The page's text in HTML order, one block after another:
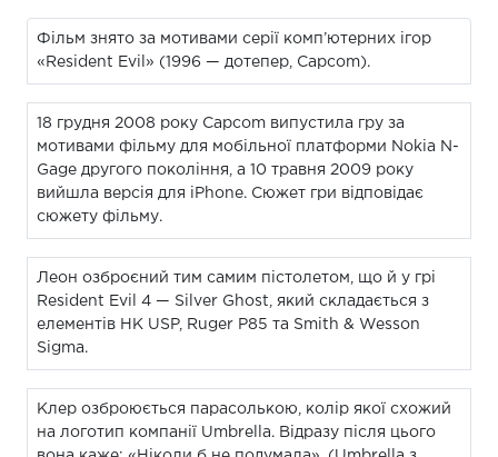
Фільм знято за мотивами серії комп’ютерних ігор
«Resident Evil» (1996 — дотепер, Capcom).
18 грудня 2008 року Capcom випустила гру за
мотивами фільму для мобільної платформи Nokia N-
Gage другого покоління, а 10 травня 2009 року
вийшла версія для iPhone. Сюжет гри відповідає
сюжету фільму.
Леон озброєний тим самим пістолетом, що й у грі
Resident Evil 4 — Silver Ghost, який складається з
елементів HK USP, Ruger P85 та Smith & Wesson
Sigma.
Клер озброюється парасолькою, колір якої схожий
на логотип компанії Umbrella. Відразу після цього